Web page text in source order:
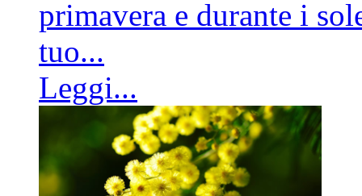
primavera e durante i
tuo...
Leggi...